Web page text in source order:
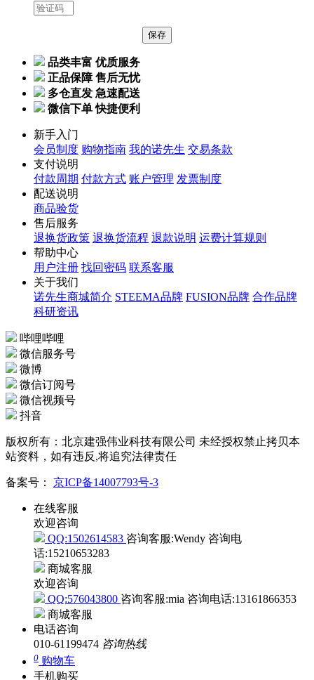
品类丰富 优质服务
正品保障 售后无忧
多仓直发 急速配送
微信下单 快捷便利
新手入门
会员制度 购物指南 我的诺先生 交易条款
支付说明
付款周期 付款方式 账户管理 发票制度
配送说明
商品验货
售后服务
退换货政策 退换货流程 退款说明 运费计算规则
帮助中心
用户注册 找回密码 联系客服
关于我们
诺先生商城简介 STEEMA品牌 FUSION品牌 合作品牌
科研资讯
哔哩哔哩
微信服务号
微博
微信订阅号
微信视频号
抖音
版权所有：北京建强伟业科技有限公司 未经授权禁止拷贝本
站资料，如有违反,将追究法律责任
备案号： 京ICP备14007793号-3
在线客服
欢迎咨询
QQ:1502614583 咨询客服:Wendy 咨询电
话:15210653283
商城客服
欢迎咨询
QQ:576043800 咨询客服:mia 咨询电话:13161866353
商城客服
电话咨询
010-61199474 咨询热线
0 购物车
手机购买